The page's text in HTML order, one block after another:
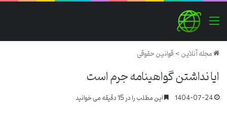
منو
مجله آنلاین>قوانین حقوقی
ایا نداشتن گواهینامه جرم است
1404-07-24 این مطلب را در 15 دقیقه می خوانید